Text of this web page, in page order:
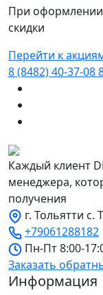
При
скидки
Перейти к
8 (8482) 40-37-08
Каждый клиент
менеджера,
получения
г. Тольятти с.
+79061288182
Пн-Пт 8:00-
Заказать
Информация